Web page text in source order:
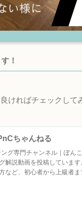
！
ければチェックして
ちゃんねる
グ専門チャンネル｜ぽん
解説動画を投稿していま
など、初心者から上級者ま